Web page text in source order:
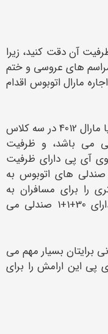
آن دقت کنید، زیرا
های عروسی و ختم
مارال اتوبوس اقدام
ظرفیت سرنشینان اتوبوس های اسکانیا مارال 4012 در سه کلاس
دارای ظرفیت 44+1+1 صندلی می باشد، و ظرفیت
وی آی پی دارای ظرفیت
صندلی های اتوبوس به
را برای مسافران به
ارمغان می آورد. و در کلاس تجاری دارای 30+1+1 صندلی می
برایتان بسیار مهم می
پی این ارامش را برای